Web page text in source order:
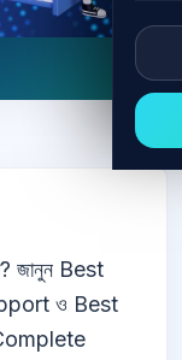
জানুন Best
ও Best